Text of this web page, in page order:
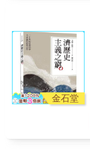
金石堂